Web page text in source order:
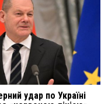
удар по Україні